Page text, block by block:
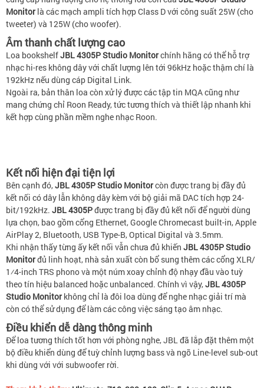
Monitorlà các mạch ampli tích hợp Class D với công suất 25W (cho
tweeter) và 125W (cho woofer).
Âm thanh chất lượng cao
Loa bookshelfJBL 4305P Studio Monitorchính hãng có thể hỗ trợ
nhạc hi-res không dây với chất lượng lên tới 96kHz hoặc thậm chí là
192kHz nếu dùng cáp Digital Link.
Ngoài ra, bản thân loa còn xử lý được các tập tin MQA cũng như
mang chứng chỉ Roon Ready, tức tương thích và thiết lập nhanh khi
kết hợp cùng phần mềm nghe nhạc Roon.
Kết nối hiện đại tiện lợi
Bên cạnh đó,JBL 4305P Studio Monitorcòn được trang bị đầy đủ
kết nối có dây lẫn không dây kèm với bộ giải mã DAC tích hợp 24-
bit/192kHz. JBL 4305Pđược trang bị đầy đủ kết nối để người dùng
lựa chọn, bao gồm cổng Ethernet, Google Chromecast built-in, Apple
AirPlay 2, Bluetooth, USB Type-B, Optical Digital và 3.5mm.
Khi nhận thấy từng ấy kết nối vẫn chưa đủ khiến JBL 4305P Studio
Monitorđủ linh hoạt, nhà sản xuất còn bổ sung thêm các cổng XLR/
1⁄4-inch TRS phono và một núm xoay chỉnh độ nhạy đầu vào tuỳ
theo tín hiệu balanced hoặc unbalanced. Chính vì vậy,JBL 4305P
Studio Monitorkhông chỉ là đôi loa dùng để nghe nhạc giải trí mà
còn có thể sử dụng để làm các công việc sáng tạo âm nhạc.
Điều khiển dễ dàng thông minh
Để loa tương thích tốt hơn với phòng nghe, JBL đã lắp đặt thêm một
bộ điều khiển dùng để tuỳ chỉnh lượng bass và ngõ Line-level sub-out
khi dùng với với subwoofer rời.